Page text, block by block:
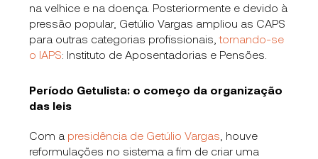
na velhice e na doença. Posteriormente e devido à
pressão popular, Getúlio Vargas ampliou as CAPS
para outras categorias profissionais,tornando-se
o IAPS: Instituto de Aposentadorias e Pensões.
Período Getulista: o começo da organização
das leis
Com a presidência de Getúlio Vargas , houve
reformulações no sistema a fim de criar uma